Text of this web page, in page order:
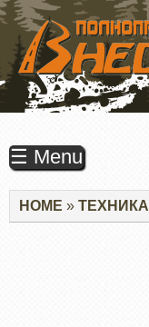
ПЕРЕЙТИ
ОСНОВНОМУ
СОДЕРЖАНИЮ
☰ Menu
Строка
навигации
HOME ТЕХНИКА